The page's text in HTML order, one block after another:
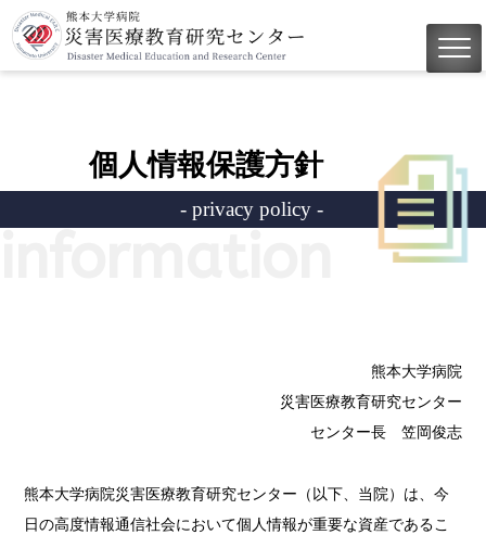
個人情報保護方針
- privacy policy -
熊本大学病院
災害医療教育研究センター
センター長 笠岡俊志
熊本大学病院災害医療教育研究センター（以下、当院）は、今
日の高度情報通信社会において個人情報が重要な資産であるこ